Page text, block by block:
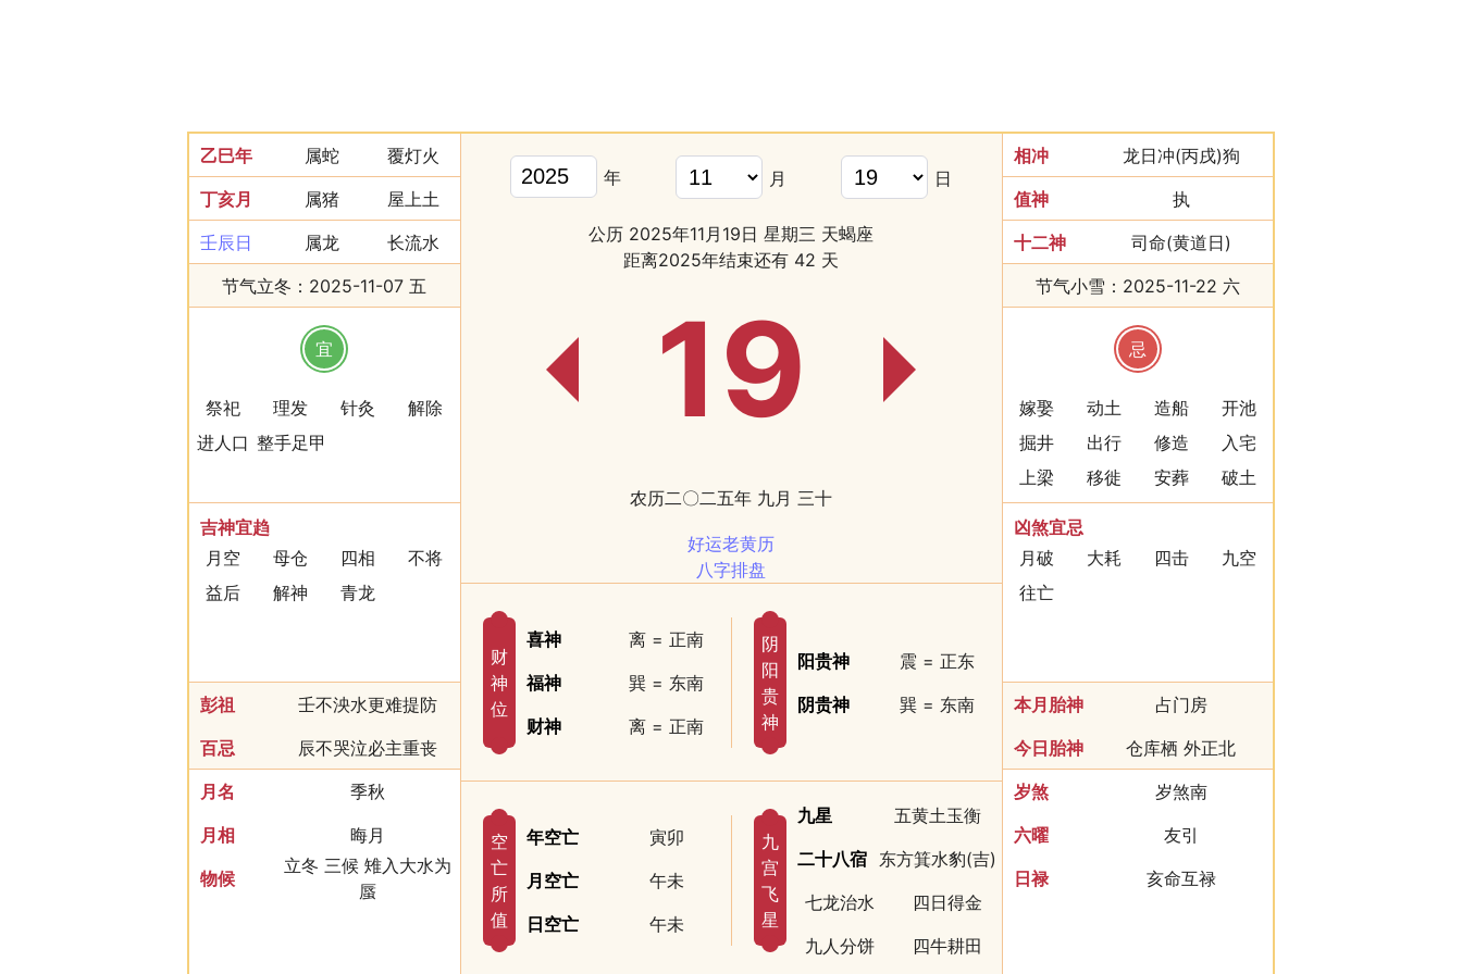
乙巳年 属蛇
覆灯火
丁亥月
属猪
屋上土
壬辰日
属龙
长流水
节气立冬：2025-11-07 五
宜
祭祀 理发 针灸
解除
进人口 整手足甲
吉神宜趋
月空
母仓 四相
不将
益后
解神 青龙
彭祖
壬不泱水更难提防
百忌
辰不哭泣必主重丧
月名
季秋
月相
晦月
物候
立冬 三候 雉入大水为
蜃
年 月 日
公历 2025年11月19日 星期三 天蝎座
距离2025年结束还有 42 天
19
农历二〇二五年 九月 三十
好运老黄历
八字排盘
财
神
位
喜神
离 = 正南
福神
巽 = 东南
财神
离 = 正南
阴
阳
贵
神
阳贵神
震 = 正东
阴贵神
巽 = 东南
空
亡
所
值
年空亡
寅卯
月空亡
午未
日空亡
午未
九
宫
飞
星
九星
五黄土玉衡
二十八宿
东方箕水豹(吉)
七龙治水
四日得金
九人分饼
四牛耕田
相冲
龙日冲(丙戌)狗
值神
执
十二神
司命(黄道日)
节气小雪：2025-11-22 六
忌
嫁娶 动土 造船
开池
掘井
出行 修造
入宅
上梁
移徙 安葬
破土
凶煞宜忌
月破
大耗 四击
九空
往亡
本月胎神
占门房
今日胎神
仓库栖 外正北
岁煞
岁煞南
六曜
友引
日禄
亥命互禄